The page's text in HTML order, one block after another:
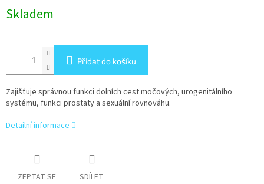
cena:
Skladem
Přidat do košíku
Zajišťuje správnou funkci dolních cest močových, urogenitálního
systému, funkci prostaty a sexuální rovnováhu.
Detailní informace
ZEPTAT SE SDÍLET